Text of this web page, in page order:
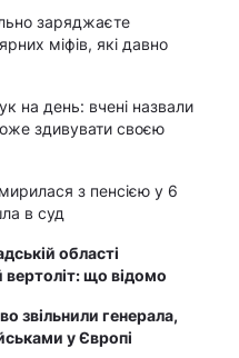
заряджаєте
міфів, які давно
на день: вчені назвали
здивувати своєю
з пенсією у 6
в суд
області
що відомо
звільнили генерала,
у Європі